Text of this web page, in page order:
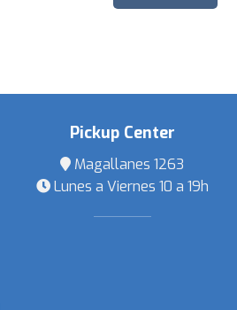
Pickup Center
Magallanes 1263
Lunes a Viernes 10 a 19h